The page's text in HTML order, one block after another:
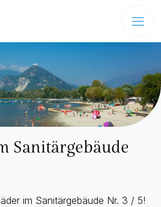
Sanitärgebäude
im Sanitärgebäude Nr. 3 / 5!